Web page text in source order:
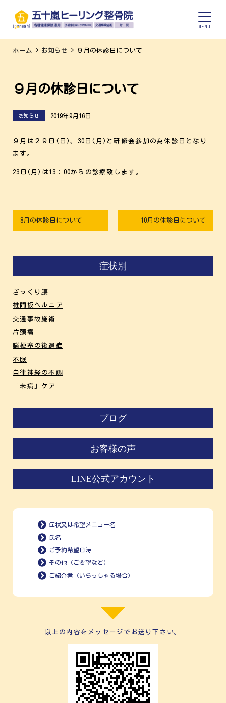
ホーム > お知らせ > ９月の休診日について
９月の休診日について
お知らせ 2019年9月16日
９月は２９日(日)、30日(月)と研修会参加の為休診日となり
ます。
23日(月)は13：00からの診療致します。
8月の休診日について 10月の休診日について
症状別
ぎっくり腰
椎間板ヘルニア
交通事故施術
片頭痛
脳梗塞の後遺症
不眠
自律神経の不調
「未病」ケア
ブログ
お客様の声
LINE公式アカウント
症状又は希望メニュー名
氏名
ご予約希望日時
その他（ご要望など）
ご紹介者（いらっしゃる場合）
以上の内容をメッセージでお送り下さい。